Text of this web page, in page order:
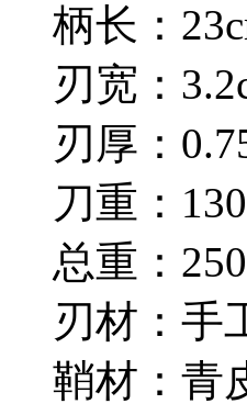
柄长：
刃宽：
刃厚：
刀重：
总重：
刃材：手
鞘材：青